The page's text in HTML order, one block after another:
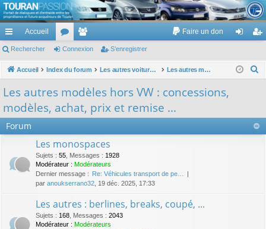
TouranPassion
Le forum des propriétaires ou futurs acquéreurs du Volkswagen Touran
cc
ès
Accueil
or
u
e
m
es
Faire un don
ne nr
Rechercher Connexion S’enregistrer
Accueil Index du forum Les autres voitures et ce qui touche à la voiture Les autres modèles hors VW : concessions, modèles, achat, prix et remise ...
r
Les autres modèles hors VW : concessions,
modèles, achat, prix et remise ...
Forum
Les monospaces
Sujets : 55 Messages : 1928
Modérateur : Modérateurs
Dernier message : Re: Véhicules transport de pe…
par anoukserrano32 , 19 déc. 2025, 17:33
Les autres : berlines, breaks, coupé, ...
Sujets : 168 Messages : 2043
Modérateur : Modérateurs